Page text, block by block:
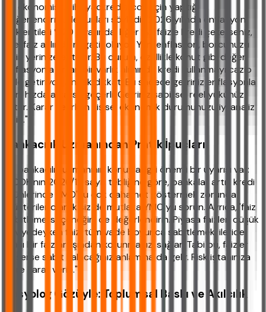
Bir ekonomistin ihtiyackredisi.com için yaptığı
değerlendirmede şunları söyledi: "2026 yılında enflasyon
beklentileri %20 civarında. Eğer %2 faizle kredi çekerseniz,
reel faiz aslında negatif oluyor. Yani enflasyon, borcunuzu
sizin yerinize eritiyor. Bu durum, özellikle konut gibi değeri
enflasyonla artan bir varlık alımında kredi kullanmayı cazip
hale getiriyor. Ancak dikkat! Bu sadece geliriniz enflasyonla
aynı hızda artarsa geçerli. Geliriniz sabitse, reel yükünüz
artar. Karar verirken kişisel ekonomik durumunuzu iyi analiz
edin."
Bankacılık Uzmanından Pratik İpuçları
Bir bankacılık uzmanının konuyla ilgili önemli bir uyarısı var:
"BDDK'nın 2026/12 sayılı tebliğine göre, bankalar artık kredi
ürünlerinde YMO'yu çok daha net göstermek zorunda.
Müşteriler olarak siz de mutlaka YMO'yu sorun. Ayrıca, 'faiz
sabitleme' seçeneğini de değerlendirin. Piyasa faizleri düşük
seviyedeyken faizi tüm vade boyunca sabitlemek, ileride
olası bir faiz artışından korunmanızı sağlar. Tabi bu, faizler
düşerse sabit kalacağınız anlamına da gelir. Risk iştahınıza
göre karar verin."
Sosyolog Gözüyle: Toplumsal Baskı ve Akılcılık